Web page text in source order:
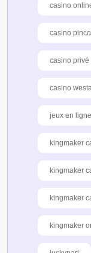
casino
casino
casino privé
casino
jeux en ligne
kingmaker
kingmaker
kingmaker
kingmaker